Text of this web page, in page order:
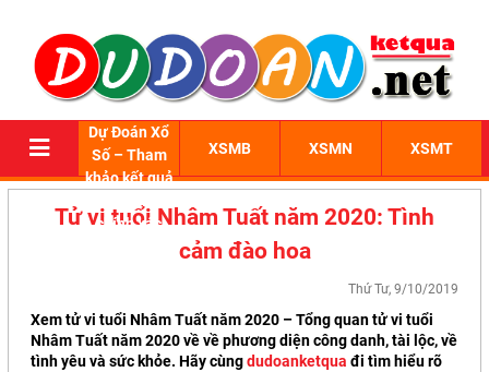
Dự Đoán Xổ
Số – Tham
khảo kết quả
chính xác
XSMB XSMN XSMT
Tử vi tuổi Nhâm Tuất năm 2020: Tình
cảm đào hoa
Thứ Tư, 9/10/2019
Xem tử vi tuổi Nhâm Tuất năm 2020 – Tổng quan tử vi tuổi
Nhâm Tuất năm 2020 về về phương diện công danh, tài lộc, về
tình yêu và sức khỏe. Hãy cùngdudoanketqua đi tìm hiểu rõ